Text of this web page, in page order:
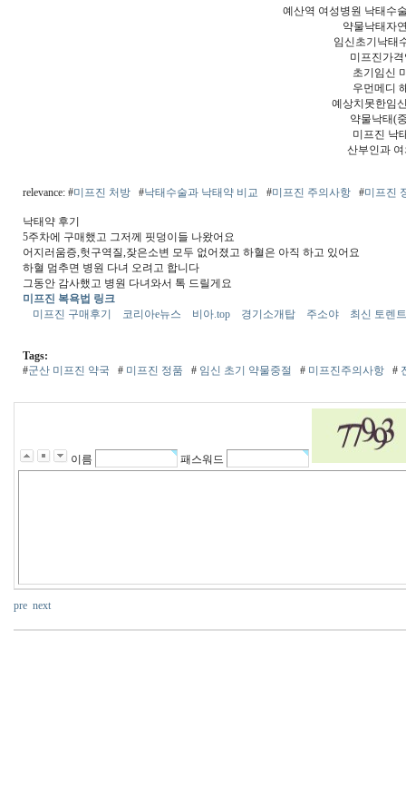
예산역 여성병원 낙태수
약물낙태자
임신초기낙태
미프진가
초기임신
우먼메디
예상치못한임
약물낙태(
미프진 낙
산부인과
relevance: #미프진 처방 #낙태수술과 낙태약 비교 #미프진 주의사항 #미프진
낙태약 후기
5주차에 구매했고 그저께 핏덩이들 나왔어요
어지러움증,헛구역질,잦은소변 모두 없어졌고 하혈은 아직 하고 있어요
하혈 멈추면 병원 다녀 오려고 합니다
그동안 감사했고 병원 다녀와서 톡 드릴게요
미프진 복욕법 링크
미프진 구매후기
코리아e뉴스 비아.top 경기소개탑 주소야 최신 토렌
Tags:
#군산 미프진 약국 # 미프진 정품 # 임신 초기 약물중절 # 미프진주의사항 #
이름 패스워드
pre next